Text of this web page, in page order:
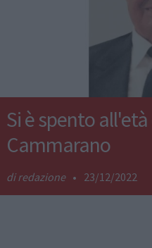
Si è spento
Cammarano
redazione • 23/12/2022